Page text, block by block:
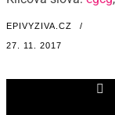
EPIVYZIVA.CZ /
27. 11. 2017